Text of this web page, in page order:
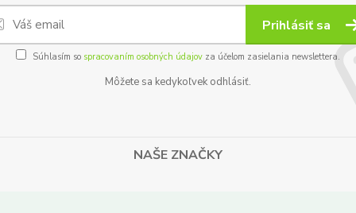
Prihlásiť sa
Súhlasím so spracovaním osobných údajov za účelom zasielania newslettera.
Môžete sa kedykoľvek odhlásiť.
NAŠE ZNAČKY